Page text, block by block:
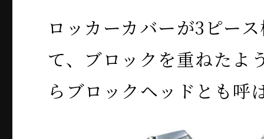
ロッカーカバーが3ピー
て、ブロックを重ねたよ
らブロックヘッドとも呼